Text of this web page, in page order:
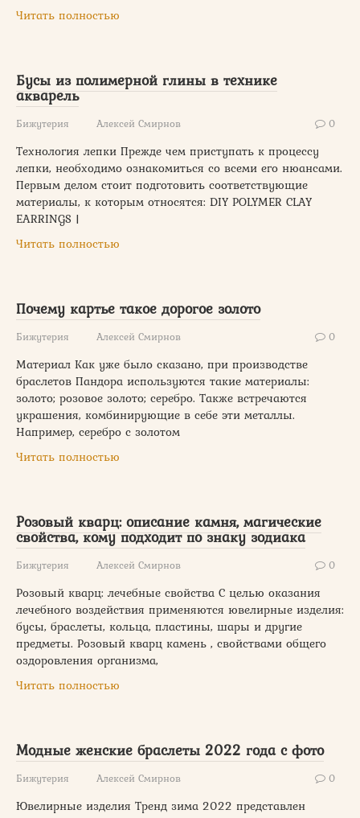
Читать полностью
Бусы из полимерной глины в технике
акварель
Бижутерия Алексей Смирнов 0
Технология лепки Прежде чем приступать к процессу
лепки, необходимо ознакомиться со всеми его нюансами.
Первым делом стоит подготовить соответствующие
материалы, к которым относятся: DIY POLYMER CLAY
EARRINGS |
Читать полностью
Почему картье такое дорогое золото
Бижутерия Алексей Смирнов 0
Материал Как уже было сказано, при производстве
браслетов Пандора используются такие материалы:
золото; розовое золото; серебро. Также встречаются
украшения, комбинирующие в себе эти металлы.
Например, серебро с золотом
Читать полностью
Розовый кварц: описание камня, магические
свойства, кому подходит по знаку зодиака
Бижутерия Алексей Смирнов 0
Розовый кварц: лечебные свойства С целью оказания
лечебного воздействия применяются ювелирные изделия:
бусы, браслеты, кольца, пластины, шары и другие
предметы. Розовый кварц камень , свойствами общего
оздоровления организма,
Читать полностью
Модные женские браслеты 2022 года с фото
Бижутерия Алексей Смирнов 0
Ювелирные изделия Тренд зима 2022 представлен